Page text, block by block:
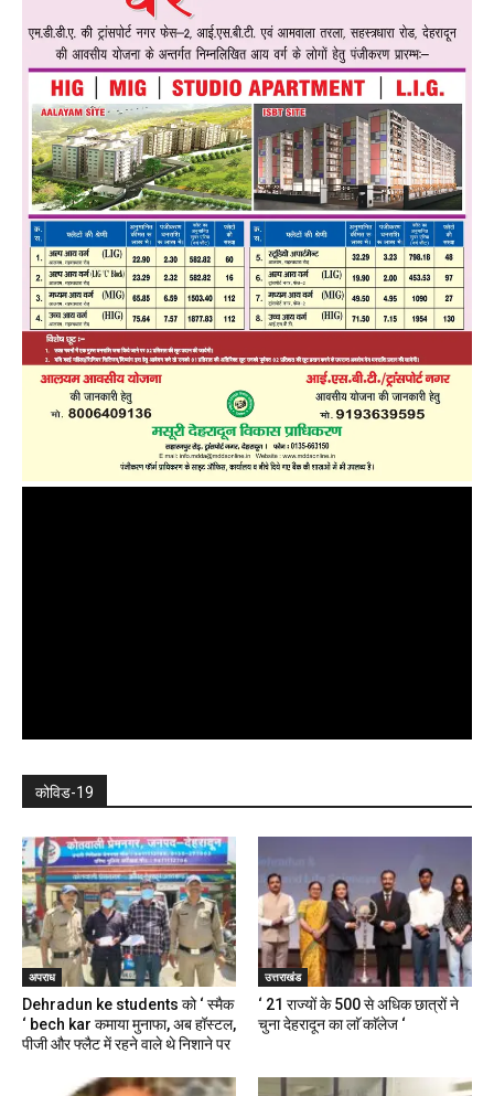
कोविड-19
अपराध
Dehradun ke students को ‘ स्मैक
‘ bech kar कमाया मुनाफा, अब हॉस्टल,
पीजी और फ्लैट में रहने वाले थे निशाने पर
उत्तराखंड
‘ 21 राज्यों के 500 से अधिक छात्रों ने
चुना देहरादून का लाॅ काॅलेज ‘